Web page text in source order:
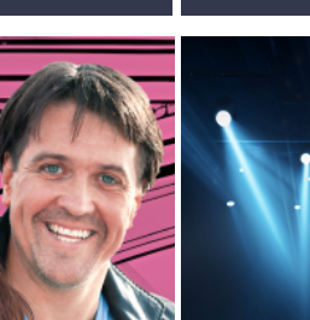
18 ноября 19:00
КОМЕДИАНТЫ.
ШОУ-БИЗНЕСА.